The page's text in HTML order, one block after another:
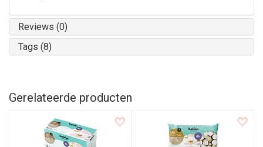
Reviews (0)
Tags (8)
Gerelateerde producten